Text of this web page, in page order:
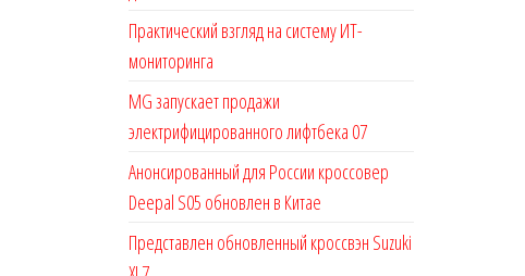
Практический взгляд на систему ИТ-
мониторинга
MG запускает продажи
электрифицированного лифтбека 07
Анонсированный для России кроссовер
Deepal S05 обновлен в Китае
Представлен обновленный кроссвэн Suzuki